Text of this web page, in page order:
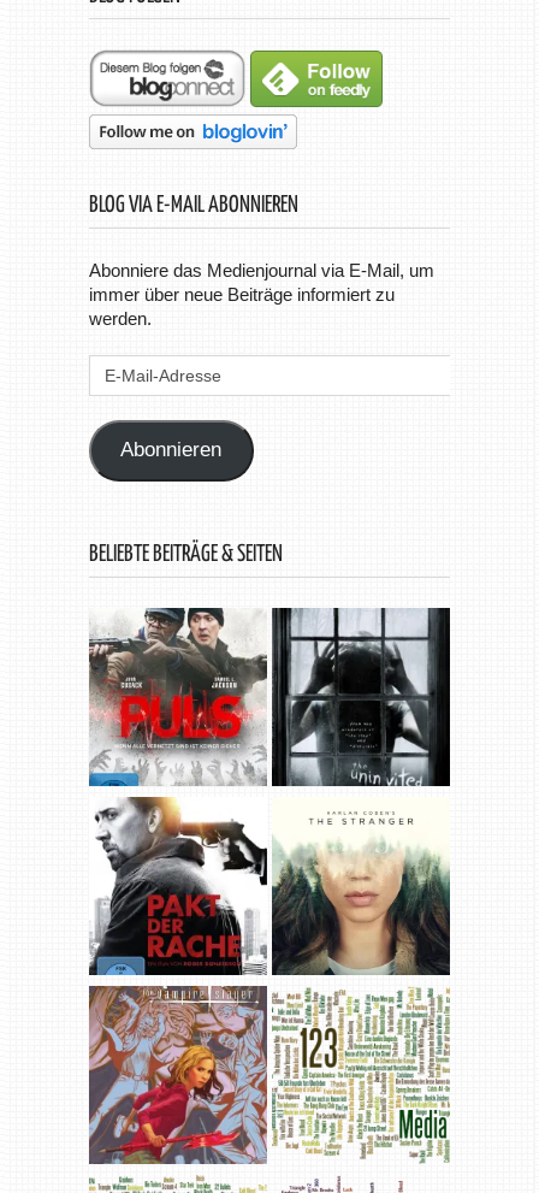
BLOG VIA E-MAIL ABONNIEREN
Abonniere das Medienjournal via E-Mail, um
immer über neue Beiträge informiert zu
werden.
Abonnieren
BELIEBTE BEITRÄGE & SEITEN